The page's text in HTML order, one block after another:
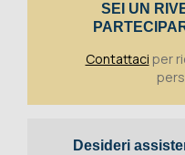
SEI UN
Contattaci per
Desideri